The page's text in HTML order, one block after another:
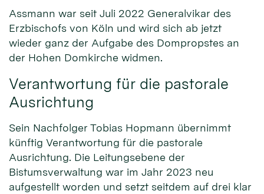
Assmann war seit Juli 2022 Generalvikar des
Erzbischofs von Köln und wird sich ab jetzt
wieder ganz der Aufgabe des Dompropstes an
der Hohen Domkirche widmen.
Verantwortung für die pastorale
Ausrichtung
Sein Nachfolger Tobias Hopmann übernimmt
künftig Verantwortung für die pastorale
Ausrichtung. Die Leitungsebene der
Bistumsverwaltung war im Jahr 2023 neu
aufgestellt worden und setzt seitdem auf drei klar